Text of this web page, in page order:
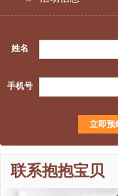
姓名
手机号
联系抱抱宝贝